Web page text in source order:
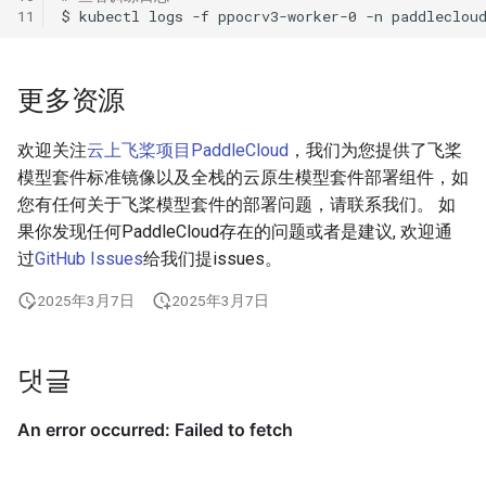
11
$ kubectl logs -f ppocrv3-worker-0 -n
更多资源
欢迎关注云上飞桨项目PaddleCloud ，我们为您提供了飞桨
模型套件标准镜像以及全栈的云原生模型套件部署组件，如
您有任何关于飞桨模型套件的部署问题，请联系我们。 如
果你发现任何PaddleCloud存在的问题或者是建议, 欢迎通
过GitHub Issues给我们提issues。
2025年3月7日 2025年3月7日
댓글